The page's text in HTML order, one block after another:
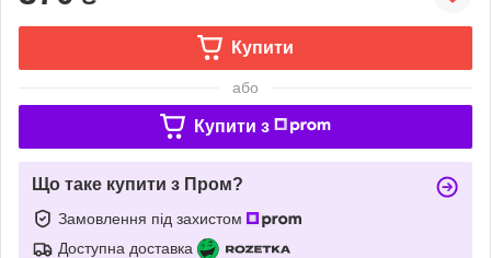
Купити
або
Купити з
Що таке купити з Пром?
Замовлення під захистом
Доступна доставка